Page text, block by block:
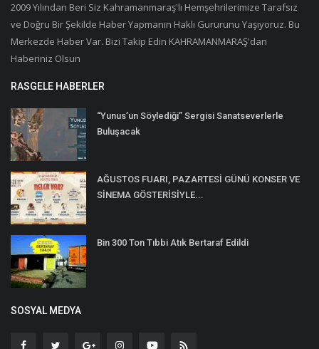
2009 Yılından Beri Siz Kahramanmaraş'lı Hemşehrilerimize Tarafsız
ve Doğru Bir Şekilde Haber Yapmanın Haklı Gururunu Yaşıyoruz. Bu
Merkezde Haber Var. Bizi Takip Edin KAHRAMANMARAŞ'dan
Haberiniz Olsun
RASGELE HABERLER
“Yunus’un Söylediği” Sergisi Sanatseverlerle
Buluşacak
AĞUSTOS FUARI, PAZARTESİ GÜNÜ KONSER VE
SİNEMA GÖSTERİSİYLE...
Bin 300 Ton Tıbbi Atık Bertaraf Edildi
SOSYAL MEDYA